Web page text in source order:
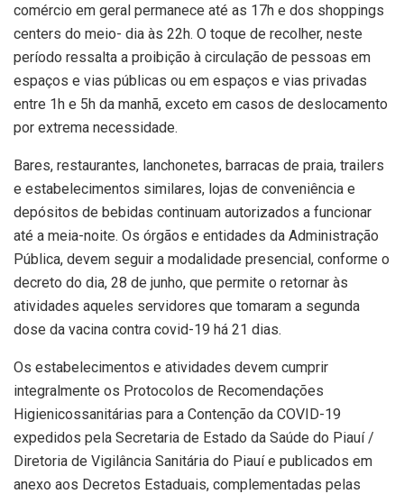
comércio em geral permanece até as 17h e dos shoppings
centers do meio- dia às 22h. O toque de recolher, neste
período ressalta a proibição à circulação de pessoas em
espaços e vias públicas ou em espaços e vias privadas
entre 1h e 5h da manhã, exceto em casos de deslocamento
por extrema necessidade.
Bares, restaurantes, lanchonetes, barracas de praia, trailers
e estabelecimentos similares, lojas de conveniência e
depósitos de bebidas continuam autorizados a funcionar
até a meia-noite. Os órgãos e entidades da Administração
Pública, devem seguir a modalidade presencial, conforme o
decreto do dia, 28 de junho, que permite o retornar às
atividades aqueles servidores que tomaram a segunda
dose da vacina contra covid-19 há 21 dias.
Os estabelecimentos e atividades devem cumprir
integralmente os Protocolos de Recomendações
Higienicossanitárias para a Contenção da COVID-19
expedidos pela Secretaria de Estado da Saúde do Piauí /
Diretoria de Vigilância Sanitária do Piauí e publicados em
anexo aos Decretos Estaduais, complementadas pelas